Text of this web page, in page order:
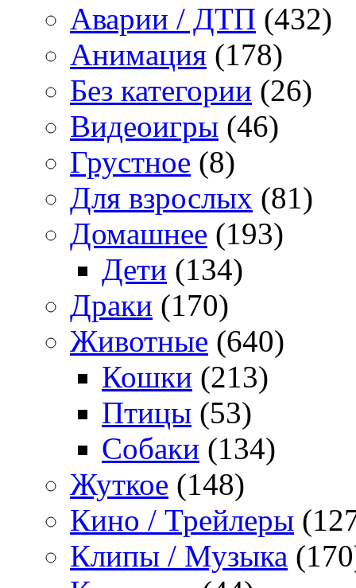
Аварии / ДТП (432)
Анимация (178)
Без категории (26)
Видеоигры (46)
Грустное (8)
Для взрослых (81)
Домашнее (193)
Дети (134)
Драки (170)
Животные (640)
Кошки (213)
Птицы (53)
Собаки (134)
Жуткое (148)
Кино / Трейлеры
Клипы / Музыка